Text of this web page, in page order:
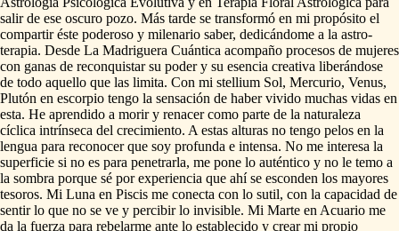
salir de ese oscuro pozo. Más tarde se transformó en mi propósito el
compartir éste poderoso y milenario saber, dedicándome a la astro-
terapia. Desde La Madriguera Cuántica acompaño procesos de mujeres
con ganas de reconquistar su poder y su esencia creativa liberándose
de todo aquello que las limita. Con mi stellium Sol, Mercurio, Venus,
Plutón en escorpio tengo la sensación de haber vivido muchas vidas en
esta. He aprendido a morir y renacer como parte de la naturaleza
cíclica intrínseca del crecimiento. A estas alturas no tengo pelos en la
lengua para reconocer que soy profunda e intensa. No me interesa la
superficie si no es para penetrarla, me pone lo auténtico y no le temo a
la sombra porque sé por experiencia que ahí se esconden los mayores
tesoros. Mi Luna en Piscis me conecta con lo sutil, con la capacidad de
sentir lo que no se ve y percibir lo invisible. Mi Marte en Acuario me
da la fuerza para rebelarme ante lo establecido y crear mi propio